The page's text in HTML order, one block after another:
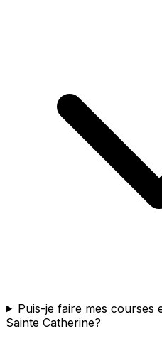
Puis-je faire mes courses
Sainte Catherine?